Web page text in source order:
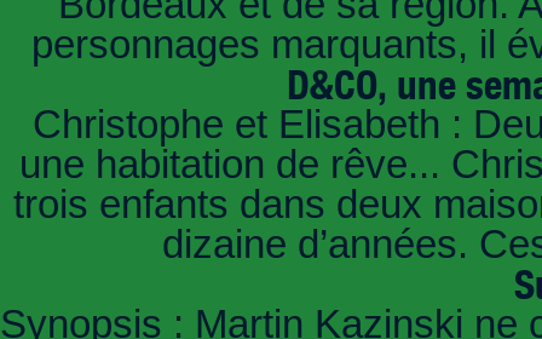
personnages marquants, il
D&CO, une
Christophe et Elisabeth :
une habitation de rêve...
trois enfants dans deux
dizaine d’années.
Synopsis : Martin Kazinski ne